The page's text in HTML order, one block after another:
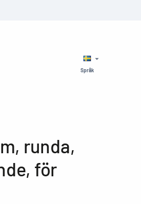
Språk
runda,
för